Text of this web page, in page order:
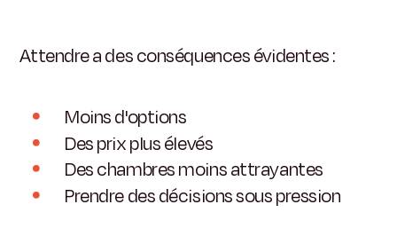
Attendre a des conséquences évidentes :
Moins d'options
Des prix plus élevés
Des chambres moins attrayantes
Prendre des décisions sous pression